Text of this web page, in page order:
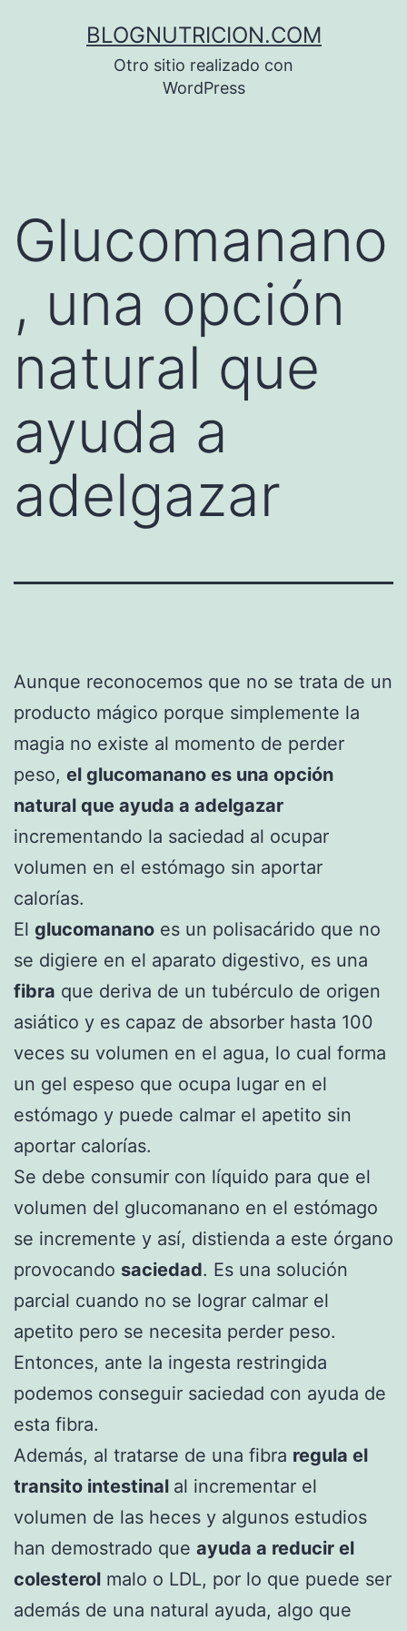
BLOGNUTRICION.COM
Otro sitio realizado con
WordPress
Glucomanano
, una opción
natural que
ayuda a
adelgazar
Aunque reconocemos que no se trata de un
producto mágico porque simplemente la
magia no existe al momento de perder
peso, el glucomanano es una opción
natural que ayuda a adelgazar
incrementando la saciedad al ocupar
volumen en el estómago sin aportar
calorías.
El glucomanano es un polisacárido que no
se digiere en el aparato digestivo, es una
fibra que deriva de un tubérculo de origen
asiático y es capaz de absorber hasta 100
veces su volumen en el agua, lo cual forma
un gel espeso que ocupa lugar en el
estómago y puede calmar el apetito sin
aportar calorías.
Se debe consumir con líquido para que el
volumen del glucomanano en el estómago
se incremente y así, distienda a este órgano
provocando saciedad. Es una solución
parcial cuando no se lograr calmar el
apetito pero se necesita perder peso.
Entonces, ante la ingesta restringida
podemos conseguir saciedad con ayuda de
esta fibra.
Además, al tratarse de una fibra regula el
transito intestinal al incrementar el
volumen de las heces y algunos estudios
han demostrado que ayuda a reducir el
colesterol malo o LDL, por lo que puede ser
además de una natural ayuda, algo que